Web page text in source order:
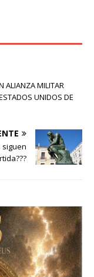
ALIANZA MILITAR
UNIDOS DE
siguen